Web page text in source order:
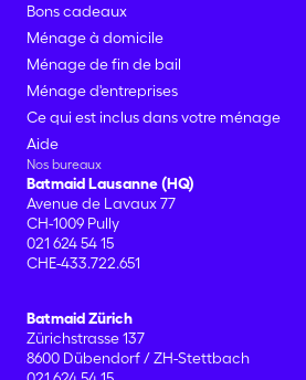
Bons cadeaux
Ménage à domicile
Ménage de fin de bail
Ménage d'entreprises
Ce qui est inclus dans votre ménage
Aide
Nos bureaux
Batmaid Lausanne (HQ)
Avenue de Lavaux 77
CH-1009 Pully
021 624 54 15
CHE-433.722.651
Batmaid Zürich
Zürichstrasse 137
8600 Dübendorf / ZH-Stettbach